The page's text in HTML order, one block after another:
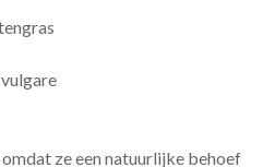
ze een natuurlijke behoef